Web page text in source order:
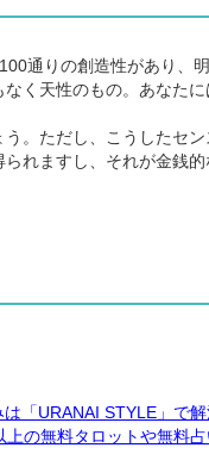
通りの創造性があり、明
く天性のもの。あなたに
。ただし、こうしたセン
れますし、それが金銭的
は「URANAI STYLE」で
上の無料タロットや無料